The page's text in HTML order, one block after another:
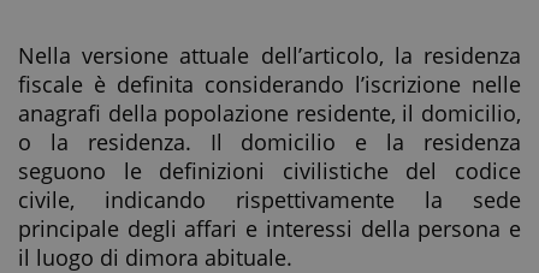
Nella versione attuale dell’articolo, la residenza
fiscale è definita considerando l’iscrizione nelle
anagrafi della popolazione residente, il domicilio,
o la residenza. Il domicilio e la residenza
seguono le definizioni civilistiche del codice
civile, indicando rispettivamente la sede
principale degli affari e interessi della persona e
il luogo di dimora abituale.